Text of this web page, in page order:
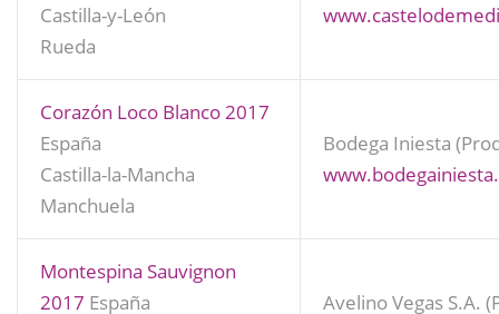
Castilla-y-León
Rueda
Corazón Loco Blanco 2017
España
Castilla-la-Mancha
Manchuela
Bodega Iniesta
Montespina Sauvignon
2017 España
Avelino Vegas S.A.